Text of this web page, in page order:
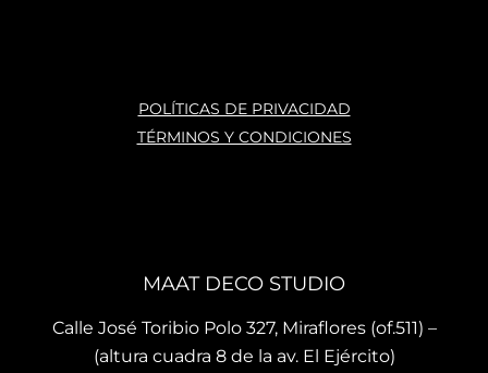
POLÍTICAS DE PRIVACIDAD
TÉRMINOS Y CONDICIONES
MAAT DECO STUDIO
Calle José Toribio Polo 327, Miraflores (of.511) –
(altura cuadra 8 de la av. El Ejército)